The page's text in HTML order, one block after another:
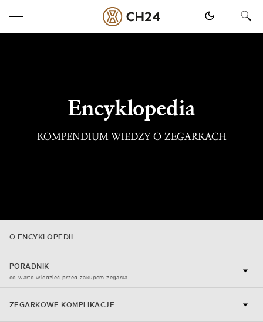
Encyklopedia
KOMPENDIUM WIEDZY O ZEGARKACH
O ENCYKLOPEDII
PORADNIK
co warto wiedzieć przed zakupem zegarka
ZEGARKOWE KOMPLIKACJE